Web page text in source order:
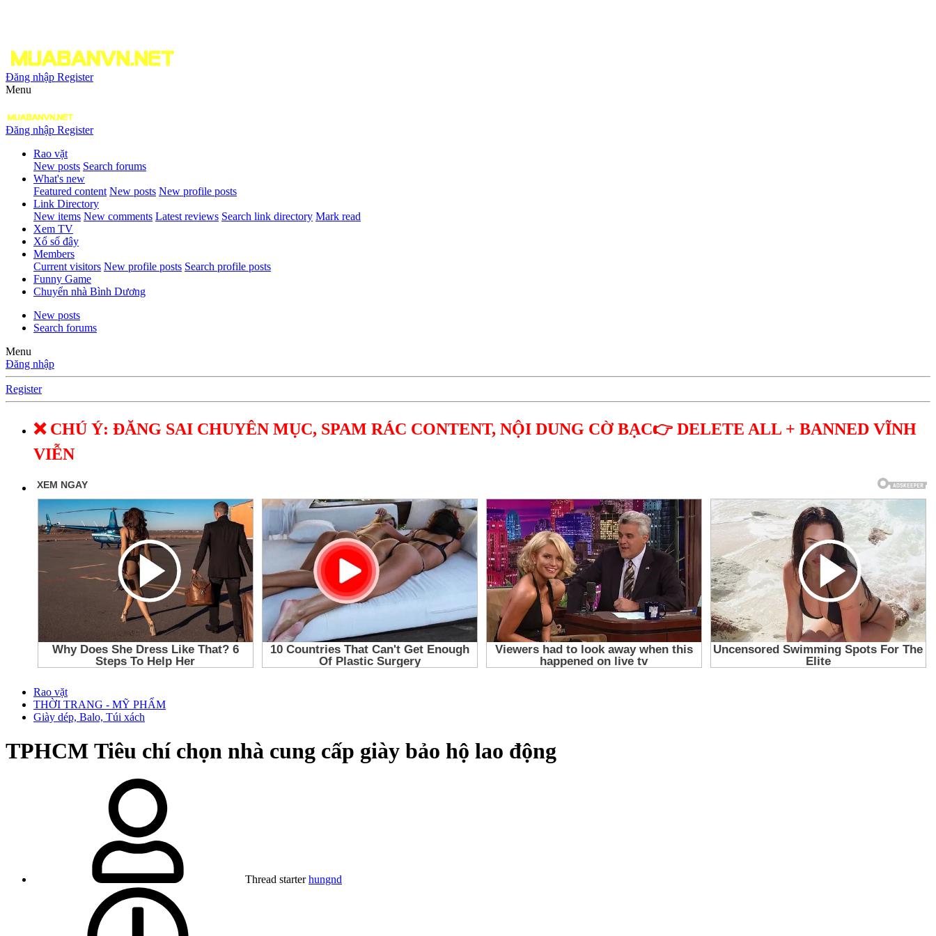
Đăng nhập Register
Menu
Đăng nhập Register
Rao vặt
New posts Search forums
What's new
Featured content New posts New profile posts
Link Directory
New items New comments Latest reviews Search link directory Mark read
Xem TV
Xổ số đây
Members
Current visitors New profile posts Search profile posts
Funny Game
Chuyển nhà Bình Dương
New posts
Search forums
Menu
Đăng nhập
Register
❌ CHÚ Ý: ĐĂNG SAI CHUYÊN MỤC, SPAM RÁC CONTENT, NỘI DUNG CỜ BẠC👉 DELETE ALL + BANNED VĨNH
VIỄN
Rao vặt
THỜI TRANG - MỸ PHẨM
Giày dép, Balo, Túi xách
TPHCM Tiêu chí chọn nhà cung cấp giày bảo hộ lao động
Thread starter hungnd